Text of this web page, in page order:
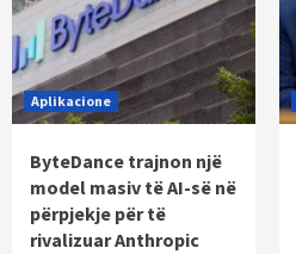
Aplikacione
ByteDance trajnon një
model masiv të AI-së në
përpjekje për të
rivalizuar Anthropic